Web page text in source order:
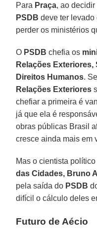
Para Praça, ao
PSDB deve ter levado
perder os ministérios
O PSDB chefia os
Relações Exteriores,
Direitos Humanos.
Relações Exteriores
chefiar a primeira é
já que ela é
obras públicas Brasil
cresce ainda mais em
Mas o cientista
das Cidades, Bruno
pela saída do PSDB
difícil o cálculo deles
Futuro de Aécio